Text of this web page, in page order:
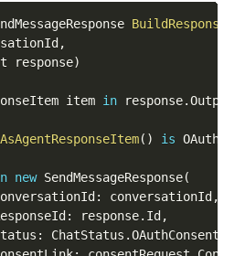
BuildResponse
,
response
)
item in response.
AsAgentResponseItem( ) is
new SendMessageResponse(
: conversationId ,
: response. Id ,
: ChatStatus .